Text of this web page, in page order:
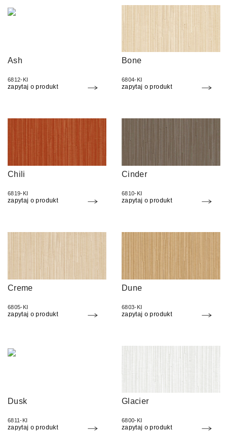
Ash
6812-KI
zapytaj o produkt
Bone
6804-KI
zapytaj o produkt
Chili
6819-KI
zapytaj o produkt
Cinder
6810-KI
zapytaj o produkt
Creme
6805-KI
zapytaj o produkt
Dune
6803-KI
zapytaj o produkt
Dusk
6811-KI
zapytaj o produkt
Glacier
6800-KI
zapytaj o produkt